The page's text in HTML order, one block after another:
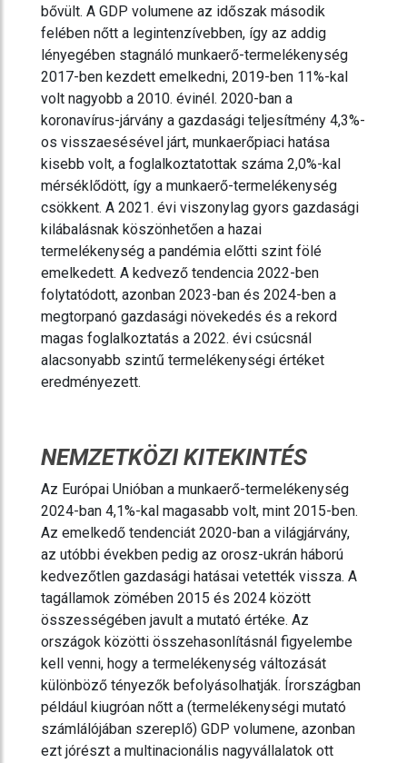
bővült. A GDP volumene az időszak második
felében nőtt a legintenzívebben, így az addig
lényegében stagnáló munkaerő-termelékenység
2017-ben kezdett emelkedni, 2019-ben 11%-kal
volt nagyobb a 2010. évinél. 2020-ban a
koronavírus-járvány a gazdasági teljesítmény 4,3%-
os visszaesésével járt, munkaerőpiaci hatása
kisebb volt, a foglalkoztatottak száma 2,0%-kal
mérséklődött, így a munkaerő-termelékenység
csökkent. A 2021. évi viszonylag gyors gazdasági
kilábalásnak köszönhetően a hazai
termelékenység a pandémia előtti szint fölé
emelkedett. A kedvező tendencia 2022-ben
folytatódott, azonban 2023-ban és 2024-ben a
megtorpanó gazdasági növekedés és a rekord
magas foglalkoztatás a 2022. évi csúcsnál
alacsonyabb szintű termelékenységi értéket
eredményezett.
NEMZETKÖZI KITEKINTÉS
Az Európai Unióban a munkaerő-termelékenység
2024-ban 4,1%-kal magasabb volt, mint 2015-ben.
Az emelkedő tendenciát 2020-ban a világjárvány,
az utóbbi években pedig az orosz-ukrán háború
kedvezőtlen gazdasági hatásai vetették vissza. A
tagállamok zömében 2015 és 2024 között
összességében javult a mutató értéke. Az
országok közötti összehasonlításnál figyelembe
kell venni, hogy a termelékenység változását
különböző tényezők befolyásolhatják. Írországban
például kiugróan nőtt a (termelékenységi mutató
számlálójában szereplő) GDP volumene, azonban
ezt jórészt a multinacionális nagyvállalatok ott